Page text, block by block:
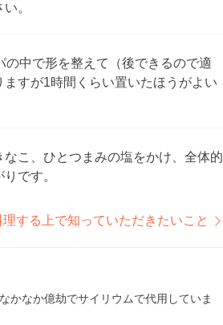
。
中で形を整えて（後できるので適
すが1時間くらい置いたほうがよい
こ、ひとつまみの塩をかけ、全体的
です。
理する上で知っていただきたいこと
かなか億劫でサイリウムで代用していま